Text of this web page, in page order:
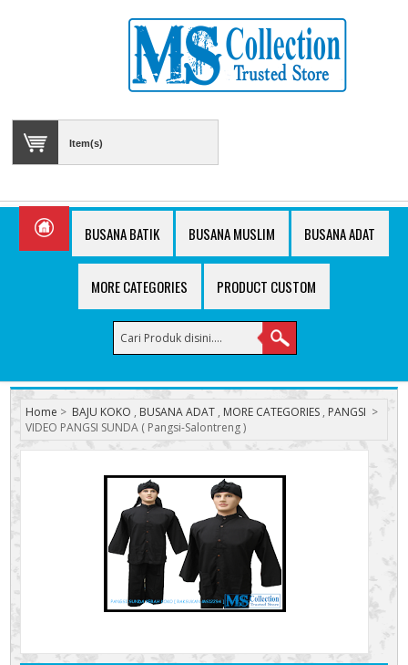
Item(s)
BUSANA BATIK BUSANA MUSLIM BUSANA ADAT
MORE CATEGORIES PRODUCT CUSTOM
Home > BAJU KOKO , BUSANA ADAT , MORE CATEGORIES , PANGSI >
VIDEO PANGSI SUNDA ( Pangsi-Salontreng )